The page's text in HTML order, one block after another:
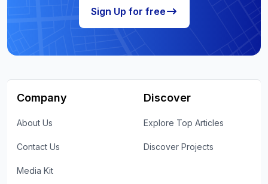
Sign Up for free
Company
About Us
Contact Us
Media Kit
Discover
Explore Top Articles
Discover Projects